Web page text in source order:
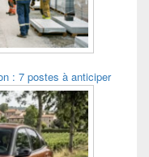
: 7 postes à anticiper